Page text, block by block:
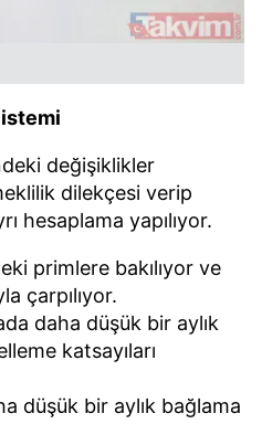
değişiklikler
dilekçesi verip
hesaplama yapılıyor.
primlere bakılıyor ve
çarpılıyor.
daha düşük bir aylık
katsayıları
düşük bir aylık bağlama